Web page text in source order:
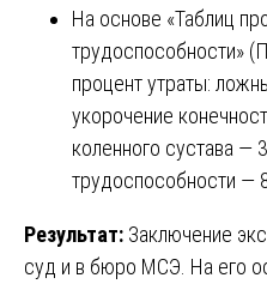
На основе «Таблиц
трудоспособности»
процент утраты:
укорочение
коленного сустава —
трудоспособности —
Результат: Заключение
суд и в бюро МСЭ. На его